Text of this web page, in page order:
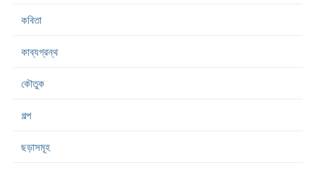
কবিতা
কাব্যগ্রন্থ
কৌতুক
গল্প
ছড়াসমূহ